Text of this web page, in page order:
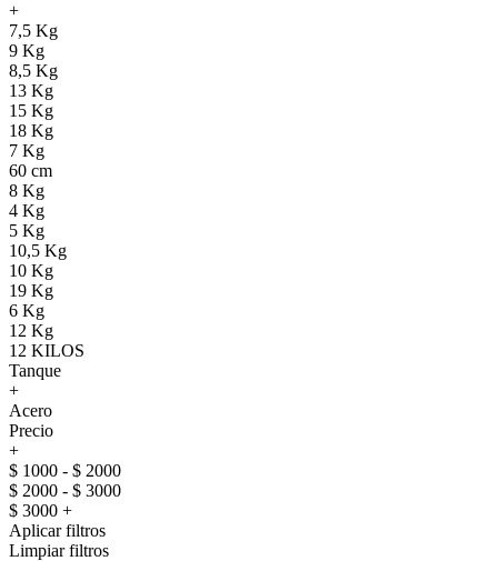
+
7,5 Kg
9 Kg
8,5 Kg
13 Kg
15 Kg
18 Kg
7 Kg
60 cm
8 Kg
4 Kg
5 Kg
10,5 Kg
10 Kg
19 Kg
6 Kg
12 Kg
12 KILOS
Tanque
+
Acero
Precio
+
$ 1000 - $ 2000
$ 2000 - $ 3000
$ 3000 +
Aplicar filtros
Limpiar filtros